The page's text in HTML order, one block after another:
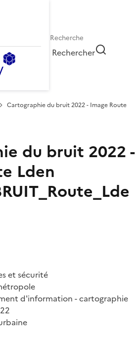
Rechercher
Cartographie du bruit 2022 - Image Route
du bruit 2022 -
Lden
et sécurité
d'information - cartographie